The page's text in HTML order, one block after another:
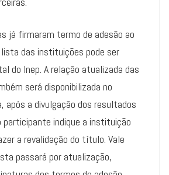
já firmaram termo de adesão ao
lista das instituições pode ser
do Inep. A relação atualizada das
será disponibilizada no
após a divulgação dos resultados
participante indique a instituição
a revalidação do título. Vale
passará por atualização,